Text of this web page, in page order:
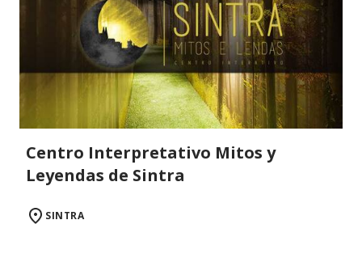
Centro Interpretativo Mitos y
Leyendas de Sintra
SINTRA